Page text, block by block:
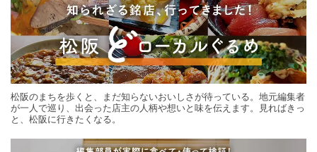
松阪のまちを歩くと、まだ知らないおいしさが待っている。地元編集者
が一人で巡り、出会った店主の人柄や想いと味を伝えます。見ればきっ
と、松阪に行きたくなる。